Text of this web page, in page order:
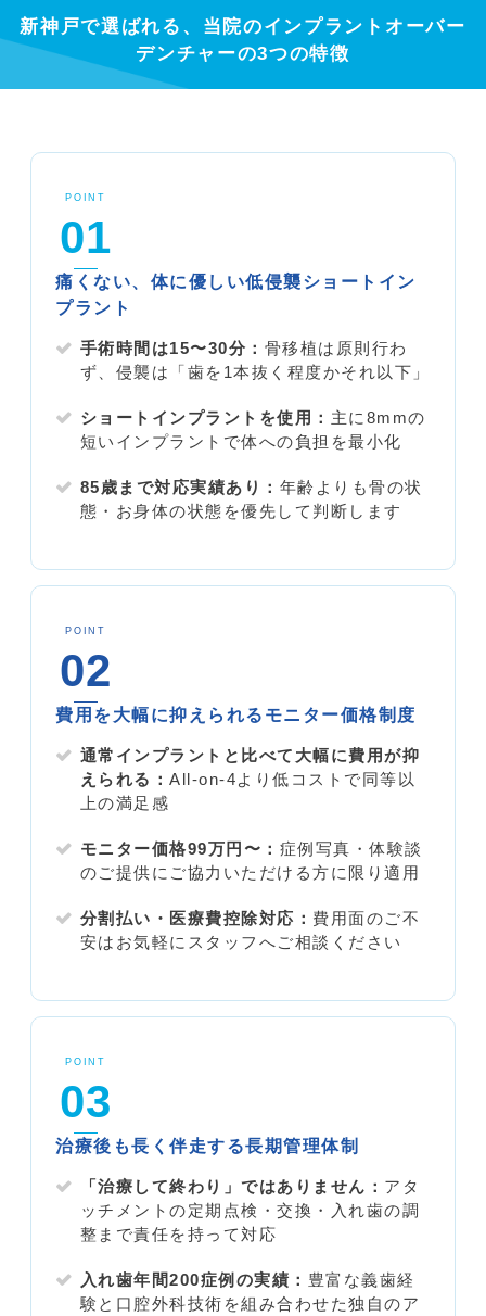
新神戸で選ばれる、当院のインプラントオーバー
デンチャーの3つの特徴
POINT
01
痛くない、体に優しい低侵襲ショートイン
プラント
手術時間は15〜30分： 骨移植は原則行わ
ず、侵襲は「歯を1本抜く程度かそれ以下」
ショートインプラントを使用： 主に8mmの
短いインプラントで体への負担を最小化
85歳まで対応実績あり： 年齢よりも骨の状
態・お身体の状態を優先して判断します
POINT
02
費用を大幅に抑えられるモニター価格制度
通常インプラントと比べて大幅に費用が抑
えられる： All-on-4より低コストで同等以
上の満足感
モニター価格99万円〜： 症例写真・体験談
のご提供にご協力いただける方に限り適用
分割払い・医療費控除対応： 費用面のご不
安はお気軽にスタッフへご相談ください
POINT
03
治療後も長く伴走する長期管理体制
「治療して終わり」ではありません： アタ
ッチメントの定期点検・交換・入れ歯の調
整まで責任を持って対応
入れ歯年間200症例の実績： 豊富な義歯経
験と口腔外科技術を組み合わせた独自のア